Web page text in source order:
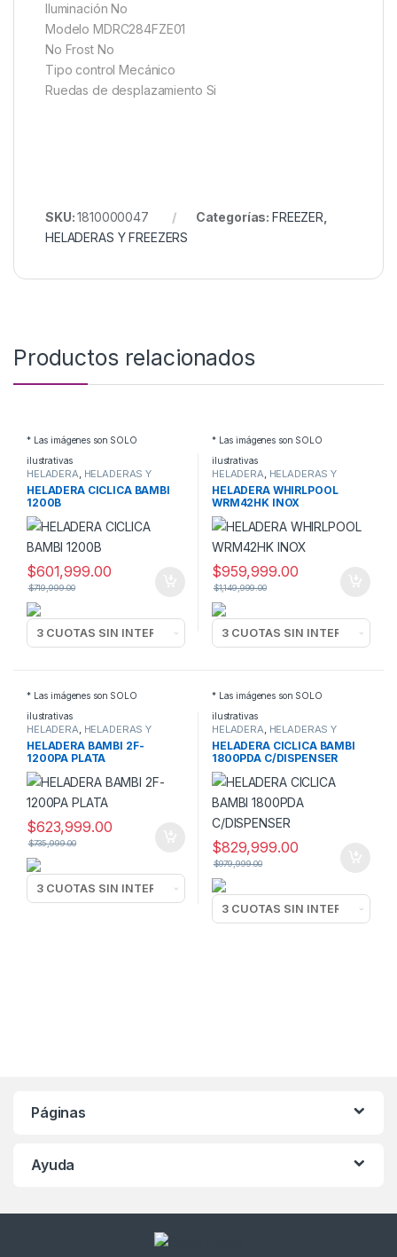
Iluminación No
Modelo MDRC284FZE01
No Frost No
Tipo control Mecánico
Ruedas de desplazamiento Si
SKU:1810000047 Categorías: FREEZER
HELADERAS Y FREEZERS
Productos relacionados
* Las imágenes son SOLO
ilustrativas
HELADERA, HELADERAS Y
FREEZERS
HELADERA CICLICA BAMBI
1200B
$601,999.00
$719,999.00
* Las imágenes son SOLO
ilustrativas
HELADERA, HELADERAS Y
FREEZERS
HELADERA WHIRLPOOL
WRM42HK INOX
$959,999.00
$1,149,999.00
* Las imágenes son SOLO
ilustrativas
HELADERA, HELADERAS Y
FREEZERS
HELADERA BAMBI 2F-
1200PA PLATA
$623,999.00
$735,999.00
* Las imágenes son SOLO
ilustrativas
HELADERA, HELADERAS Y
FREEZERS
HELADERA CICLICA BAMBI
1800PDA C/DISPENSER
$829,999.00
$979,999.00
Páginas
Ayuda